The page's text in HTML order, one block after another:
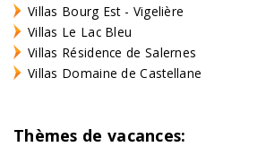
Villas Bourg Est - Vigelière
Villas Le Lac Bleu
Villas Résidence de Salernes
Villas Domaine de Castellane
Thèmes de vacances: